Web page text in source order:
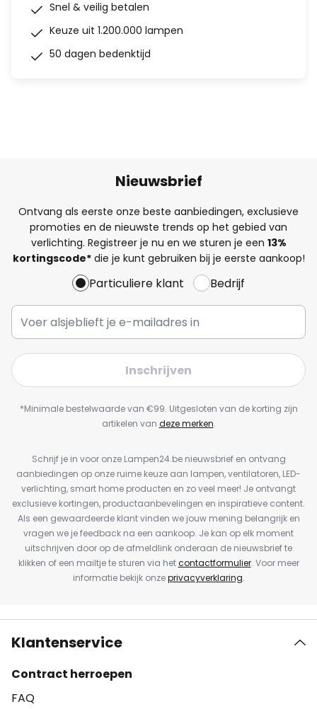
Snel & veilig betalen
Keuze uit 1.200.000 lampen
50 dagen bedenktijd
Nieuwsbrief
Ontvang als eerste onze beste aanbiedingen, exclusieve
promoties en de nieuwste trends op het gebied van
verlichting. Registreer je nu en we sturen je een 13%
kortingscode*die je kunt gebruiken bij je eerste aankoop!
Particuliere klant Bedrijf
Inschrijven
*Minimale bestelwaarde van €99. Uitgesloten van de korting zijn
artikelen van deze merken.
Schrijf je in voor onze Lampen24.be nieuwsbrief en ontvang
aanbiedingen op onze ruime keuze aan lampen, ventilatoren, LED-
verlichting, smart home producten en zo veel meer! Je ontvangt
exclusieve kortingen, productaanbevelingen en inspiratieve content.
Als een gewaardeerde klant vinden we jouw mening belangrijk en
vragen we je feedback na een aankoop. Je kan op elk moment
uitschrijven door op de afmeldlink onderaan de nieuwsbrief te
klikken of een mailtje te sturen via hetcontactformulier. Voor meer
informatie bekijk onzeprivacyverklaring.
Klantenservice
Contract herroepen
FAQ